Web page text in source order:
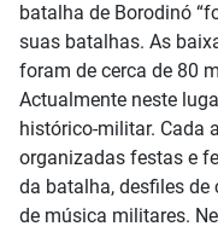
batalha de Borodinó
suas batalhas. As
foram de cerca de 80
Actualmente neste
histórico-militar. Cada
organizadas festas e
da batalha, desfiles
de música militares.